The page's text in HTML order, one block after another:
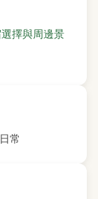
擇與周邊景
常